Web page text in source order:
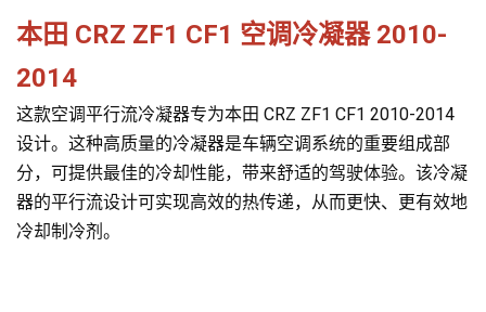
本田 CRZ ZF1 CF1 空调冷凝器 2010-
2014
这款空调平行流冷凝器专为本田 CRZ ZF1 CF1 2010-2014
设计。这种高质量的冷凝器是车辆空调系统的重要组成部
分，可提供最佳的冷却性能，带来舒适的驾驶体验。该冷凝
器的平行流设计可实现高效的热传递，从而更快、更有效地
冷却制冷剂。